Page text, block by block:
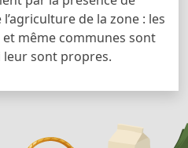
de la zone : les
et même communes sont
leur sont propres.